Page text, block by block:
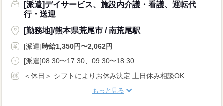
[派遣]デイサービス、施設内介護・看護、運転代
行・送迎
[勤務地]/熊本県荒尾市 / 南荒尾駅
[派遣]時給1,350円〜2,062円
[派遣]08:30〜17:30、09:30〜18:30
＜休日＞ シフトによりお休み決定 土日休み相談OK
もっと見る